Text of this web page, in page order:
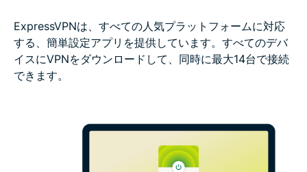
ExpressVPNは、すべての人気プラットフォームに対応
する、簡単設定アプリを提供しています。すべてのデバ
イスにVPNをダウンロードして、同時に最大14台で接続
できます。